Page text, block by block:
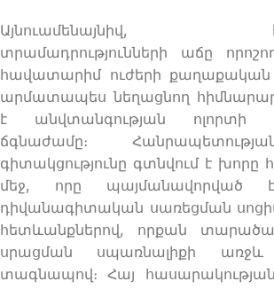
Այնուամենայնիվ,
տրամադրությունների աճը
հավատարիմ ուժերի քաղաքական
արմատապես նեղացնող հիմնարար
է անվտանգության ոլորտի
ճգնաժամը։
գիտակցությունը գտնվում է խորը
մեջ, որը պայմանավորված
դիվանագիտական սառեցման
հետևանքներով, որքան
սրացման սպառնալիքի առջև
տագնապով։ Հայ